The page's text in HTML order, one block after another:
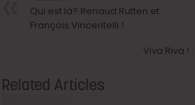
Qui est là? Renaud Rutten et
François Vincentelli !
Viva Riva !
Related Articles